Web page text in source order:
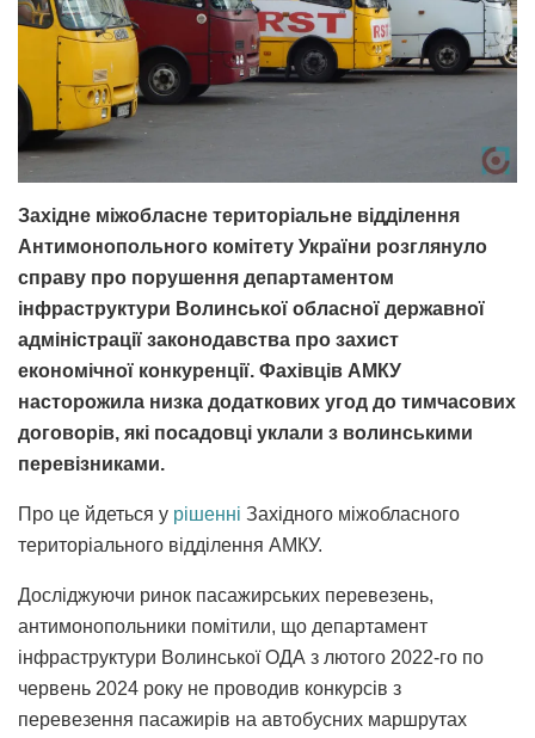
Західне міжобласне територіальне відділення
Антимонопольного комітету України розглянуло
справу про порушення департаментом
інфраструктури Волинської обласної державної
адміністрації законодавства про захист
економічної конкуренції. Фахівців АМКУ
насторожила низка додаткових угод до тимчасових
договорів, які посадовці уклали з волинськими
перевізниками.
Про це йдеться у рішенні Західного міжобласного
територіального відділення АМКУ.
Досліджуючи ринок пасажирських перевезень,
антимонопольники помітили, що департамент
інфраструктури Волинської ОДА з лютого 2022-го по
червень 2024 року не проводив конкурсів з
перевезення пасажирів на автобусних маршрутах